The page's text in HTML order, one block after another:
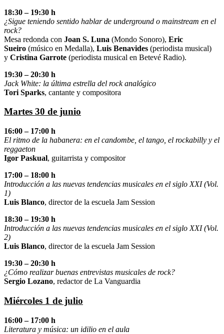
18:30 – 19:30 h
¿Sigue teniendo sentido hablar de underground o mainstream en el
rock?
Mesa redonda con Joan S. Luna (Mondo Sonoro), Eric
Sueiro (músico en Medalla), Luis Benavides (periodista musical)
y Cristina Garrote (periodista musical en Betevé Radio).
19:30 – 20:30 h
Jack White: la última estrella del rock analógico
Tori Sparks, cantante y compositora
Martes 30 de junio
16:00 – 17:00 h
El ritmo de la habanera: en el candombe, el tango, el rockabilly y el
reggaeton
Igor Paskual, guitarrista y compositor
17:00 – 18:00 h
Introducción a las nuevas tendencias musicales en el siglo XXI (Vol.
1)
Luis Blanco, director de la escuela Jam Session
18:30 – 19:30 h
Introducción a las nuevas tendencias musicales en el siglo XXI (Vol.
2)
Luis Blanco, director de la escuela Jam Session
19:30 – 20:30 h
¿Cómo realizar buenas entrevistas musicales de rock?
Sergio Lozano, redactor de La Vanguardia
Miércoles 1 de julio
16:00 – 17:00 h
Literatura y música: un idilio en el aula